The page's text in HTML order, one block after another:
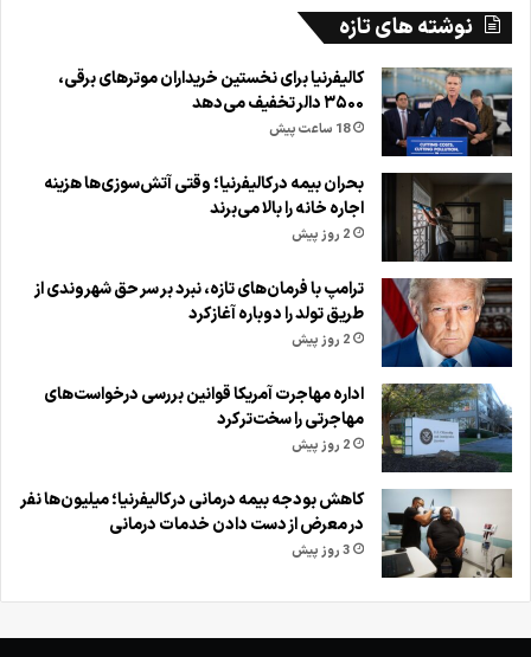
نوشته های تازه
کالیفرنیا برای نخستین خریداران موترهای برقی،
۳۵۰۰ دالر تخفیف می‌دهد
18 ساعت پیش
بحران بیمه در کالیفرنیا؛ وقتی آتش‌سوزی‌ها هزینه
اجاره خانه را بالا می‌برند
2 روز پیش
ترامپ با فرمان‌های تازه، نبرد بر سر حق شهروندی از
طریق تولد را دوباره آغاز کرد
2 روز پیش
اداره مهاجرت آمریکا قوانین بررسی درخواست‌های
مهاجرتی را سخت‌تر کرد
2 روز پیش
کاهش بودجه بیمه درمانی در کالیفرنیا؛ میلیون‌ها نفر
در معرض از دست دادن خدمات درمانی
3 روز پیش